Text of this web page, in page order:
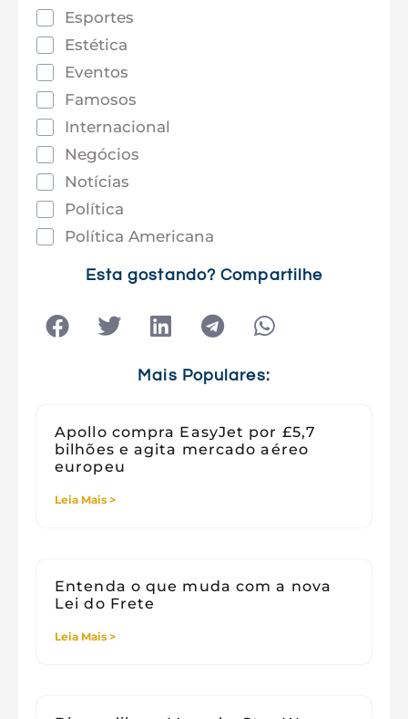
Esportes
Estética
Eventos
Famosos
Internacional
Negócios
Notícias
Política
Política Americana
Tecnologia
Esta gostando? Compartilhe
Mais Populares:
Apollo compra EasyJet por £5,7
bilhões e agita mercado aéreo
europeu
Leia Mais >
Entenda o que muda com a nova
Lei do Frete
Leia Mais >